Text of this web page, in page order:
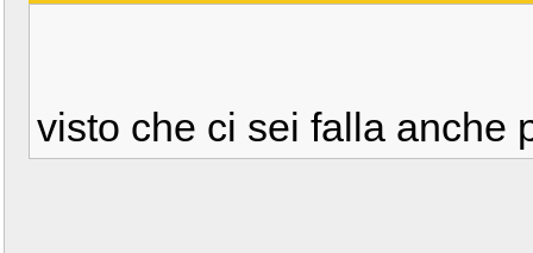
visto che ci sei falla anche